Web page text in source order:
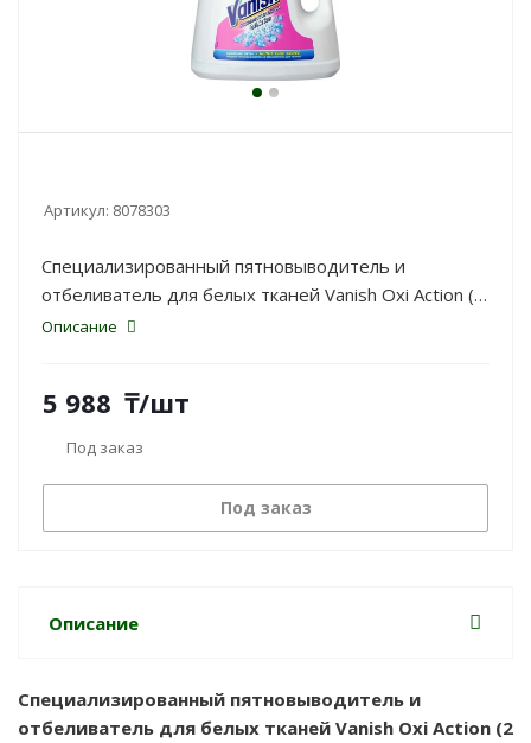
Артикул: 8078303
Специализированный пятновыводитель и
отбеливатель для белых тканей Vanish Oxi Action (2
л) удаляет пятна и сохраняет сияющую белизну
Описание
5 988 ₸/шт
Под заказ
Под заказ
Описание
Специализированный пятновыводитель и
отбеливатель для белых тканей Vanish Oxi Action (2